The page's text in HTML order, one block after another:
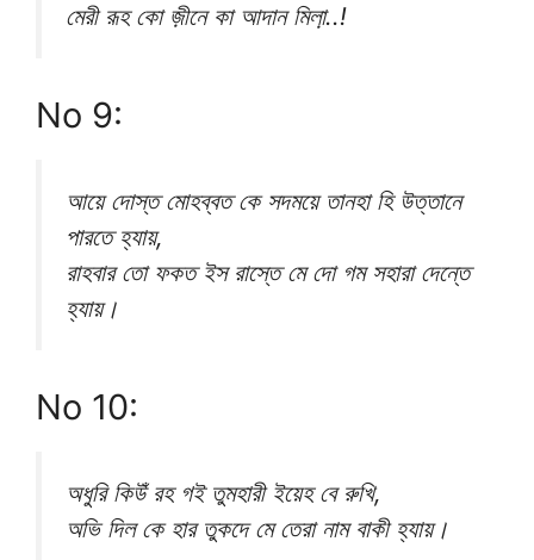
মেরী রূহ কো জ়ীনে কা আদান মিলা়..!
No 9:
আয়ে দোস্ত মোহব্বত কে সদময়ে তানহা হি উত্তানে
পারতে হ্যায়,
রাহবার তো ফকত ইস রাস্তে মে দো গম সহারা দেন্তে
হ্যায়।
No 10:
অধুরি কিউঁ রহ গই তুমহারী ইয়েহ বে রুখি,
অভি দিল কে হার তুকদে মে তেরা নাম বাকী হ্যায়।